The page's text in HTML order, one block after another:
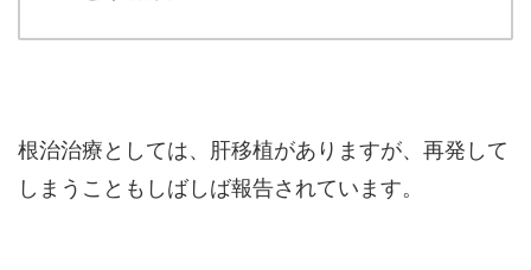
根治治療としては、肝移植がありますが、再発して
しまうこともしばしば報告されています。